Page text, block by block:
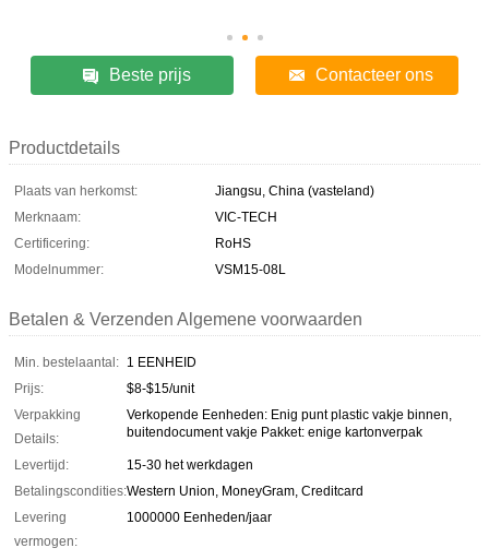
Beste prijs Contacteer ons
Productdetails
Plaats van herkomst:
Jiangsu, China (vasteland)
Merknaam:
VIC-TECH
Certificering:
RoHS
Modelnummer:
VSM15-08L
Betalen & Verzenden Algemene voorwaarden
Min. bestelaantal: 1 EENHEID
Prijs:
$8-$15/unit
Verpakking
Details:
Verkopende Eenheden: Enig punt plastic vakje binnen,
buitendocument vakje Pakket: enige kartonverpak
Levertijd:
15-30 het werkdagen
Betalingscondities:Western Union, MoneyGram, Creditcard
Levering
vermogen:
1000000 Eenheden/jaar